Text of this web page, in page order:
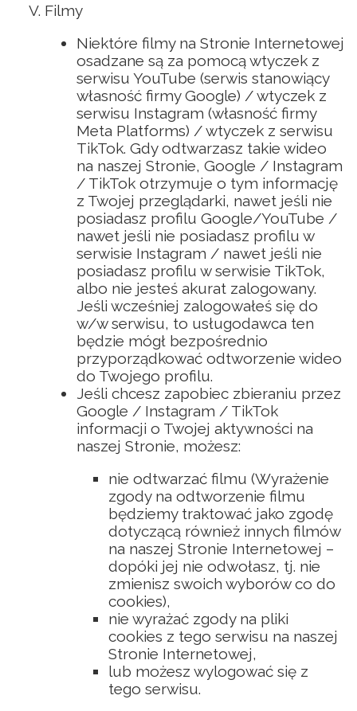
Filmy
Niektóre filmy na Stronie Internetowej
osadzane są za pomocą wtyczek z
serwisu YouTube (serwis stanowiący
własność firmy Google) / wtyczek z
serwisu Instagram (własność firmy
Meta Platforms) / wtyczek z serwisu
TikTok. Gdy odtwarzasz takie wideo
na naszej Stronie, Google / Instagram
/ TikTok otrzymuje o tym informację
z Twojej przeglądarki, nawet jeśli nie
posiadasz profilu Google/YouTube /
nawet jeśli nie posiadasz profilu w
serwisie Instagram / nawet jeśli nie
posiadasz profilu w serwisie TikTok,
albo nie jesteś akurat zalogowany.
Jeśli wcześniej zalogowałeś się do
w/w serwisu, to usługodawca ten
będzie mógł bezpośrednio
przyporządkować odtworzenie wideo
do Twojego profilu.
Jeśli chcesz zapobiec zbieraniu przez
Google / Instagram / TikTok
informacji o Twojej aktywności na
naszej Stronie, możesz:
nie odtwarzać filmu (Wyrażenie
zgody na odtworzenie filmu
będziemy traktować jako zgodę
dotyczącą również innych filmów
na naszej Stronie Internetowej –
dopóki jej nie odwołasz, tj. nie
zmienisz swoich wyborów co do
cookies),
nie wyrażać zgody na pliki
cookies z tego serwisu na naszej
Stronie Internetowej,
lub możesz wylogować się z
tego serwisu.